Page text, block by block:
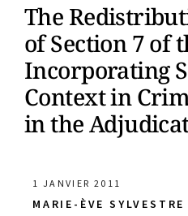
The
of Section 7 of
Incorporating
Context in
in the
1 JANVIER 2011
MARIE-ÈVE SYLVESTRE